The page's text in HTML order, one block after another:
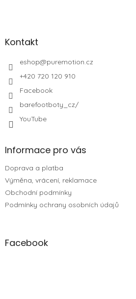
Kontakt
eshop@puremotion.cz
+420 720 120 910
Facebook
barefootboty_cz/
YouTube
Informace pro vás
Doprava a platba
Výměna, vrácení, reklamace
Obchodní podmínky
Podmínky ochrany osobních údajů
Facebook